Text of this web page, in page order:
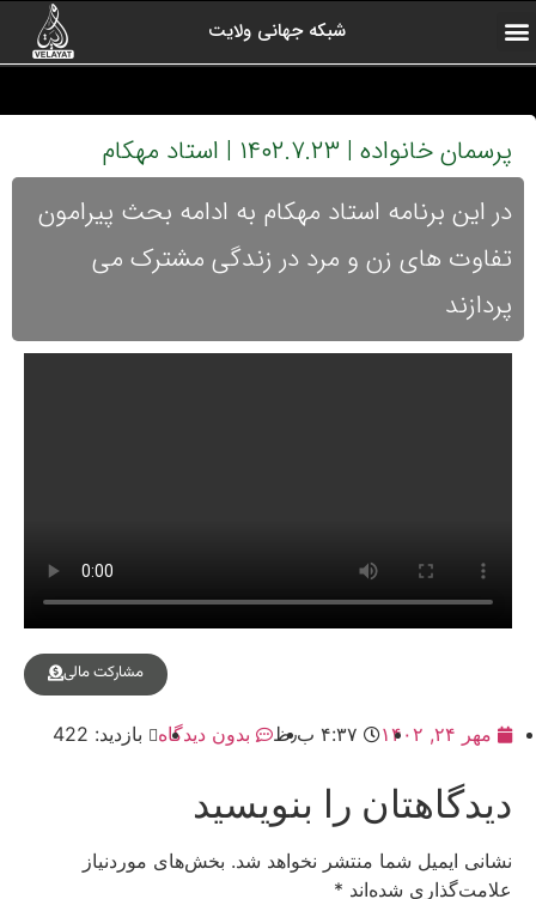
شبکه جهانی ولایت
پرسمان خانواده | ۱۴۰۲.۷.۲۳ | استاد مهکام
در این برنامه استاد مهکام به ادامه بحث پیرامون
تفاوت های زن و مرد در زندگی مشترک می
پردازند
مشارکت مالی
مهر ۲۴, ۱۴۰۲ ۴:۳۷ ب٫ظ بدون دیدگاه بازدید: 422
دیدگاهتان را بنویسید
نشانی ایمیل شما منتشر نخواهد شد. بخش‌های موردنیاز
علامت‌گذاری شده‌اند *